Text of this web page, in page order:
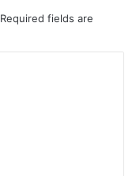
Required fields are